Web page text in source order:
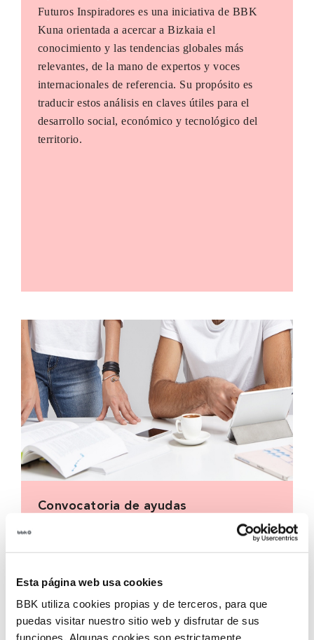
Esta página web usa cookies
BBK utiliza cookies propias y de terceros, para que
puedas visitar nuestro sitio web y disfrutar de sus
funciones. Algunas cookies son estrictamente
Futuros Inspiradores es una iniciativa de BBK
Kuna orientada a acercar a Bizkaia el
conocimiento y las tendencias globales más
relevantes, de la mano de expertos y voces
internacionales de referencia. Su propósito es
traducir estos análisis en claves útiles para el
desarrollo social, económico y tecnológico del
territorio.
Convocatoria de ayudas
acelerar la transformación social en nuestro
territorio.